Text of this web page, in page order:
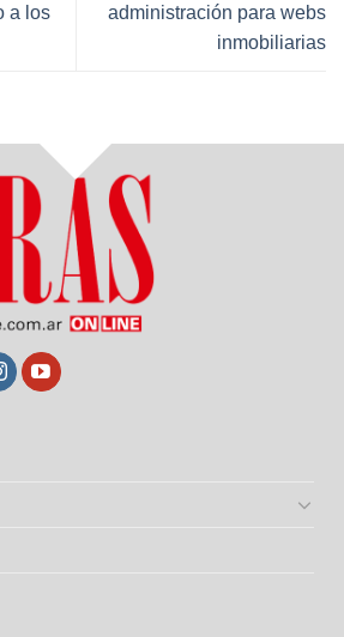
a los
administración para webs
inmobiliarias